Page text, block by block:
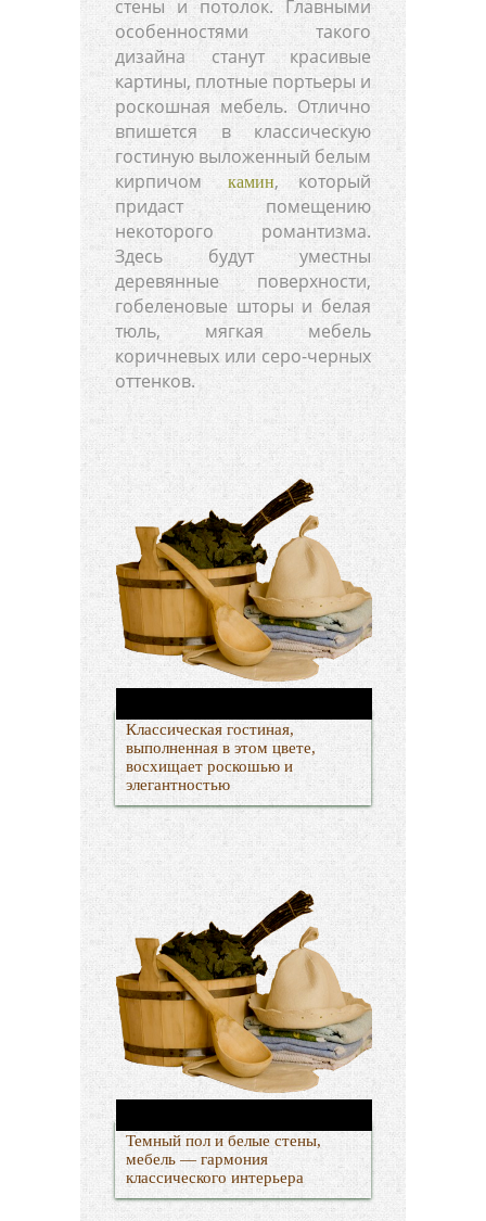
стены и потолок. Главными
особенностями такого
дизайна станут красивые
картины, плотные портьеры и
роскошная мебель. Отлично
впишется в классическую
гостиную выложенный белым
кирпичом
камин, который
придаст помещению
некоторого романтизма.
Здесь будут уместны
деревянные поверхности,
гобеленовые шторы и белая
тюль, мягкая мебель
коричневых или серо-черных
оттенков.
Классическая гостиная,
выполненная в этом цвете,
восхищает роскошью и
элегантностью
Темный пол и белые стены,
мебель — гармония
классического интерьера